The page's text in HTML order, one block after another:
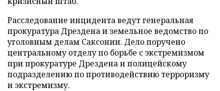
Расследование инцидента ведут генеральная
прокуратура Дрездена и земельное ведомство по
уголовным делам Саксонии. Дело поручено
центральному отделу по борьбе с экстремизмом
при прокуратуре Дрездена и полицейскому
подразделению по противодействию терроризму
и экстремизму.